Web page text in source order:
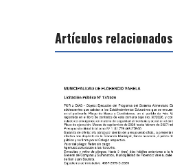
Artículos relacionados